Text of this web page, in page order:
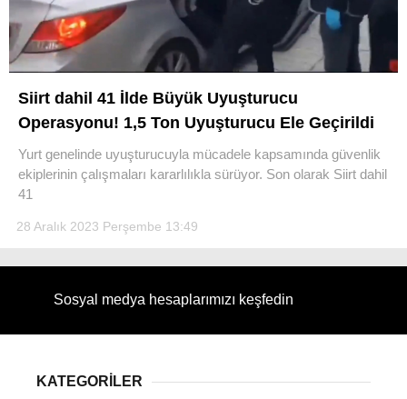
WhatsApp İhbar Hattı
Instagram
GÜNDEM
NÖBETÇI ECZANELER
Siirt dahil 41 İlde Büyük Uyuşturucu
Operasyonu! 1,5 Ton Uyuşturucu Ele Geçirildi
Yurt genelinde uyuşturucuyla mücadele kapsamında güvenlik
ekiplerinin çalışmaları kararlılıkla sürüyor. Son olarak Siirt dahil
41
28 Aralık 2023 Perşembe 13:49
Sosyal medya hesaplarımızı keşfedin
KATEGORİLER